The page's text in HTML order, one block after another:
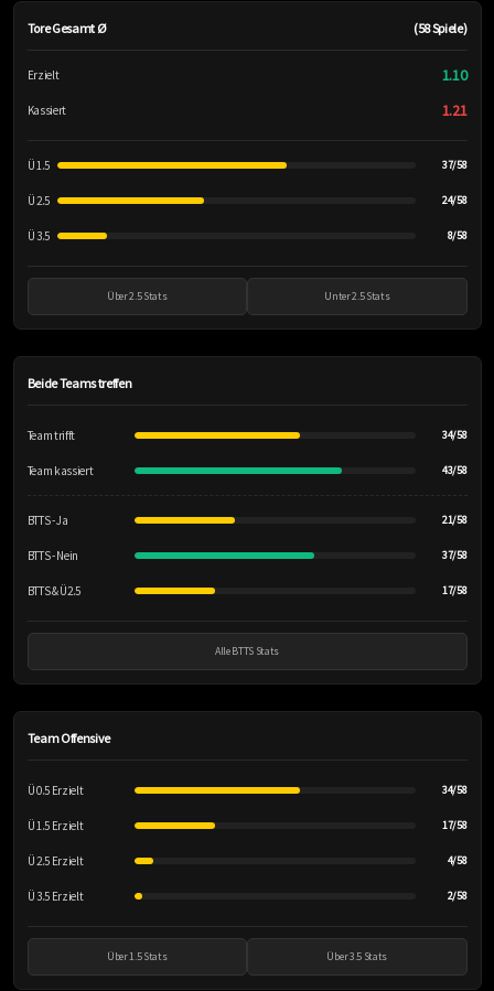
Tore Gesamt Ø (58 Spiele)
Erzielt 1.10
Kassiert 1.21
Ü 1.5 37/58
Ü 2.5 24/58
Ü 3.5 8/58
Über 2.5 Stats Unter 2.5 Stats
Beide Teams treffen
Team trifft 34/58
Team kassiert 43/58
BTTS - Ja 21/58
BTTS - Nein 37/58
BTTS & Ü2.5 17/58
Alle BTTS Stats
Team Offensive
Ü 0.5 Erzielt 34/58
Ü 1.5 Erzielt 17/58
Ü 2.5 Erzielt 4/58
Ü 3.5 Erzielt 2/58
Über 1.5 Stats Über 3.5 Stats